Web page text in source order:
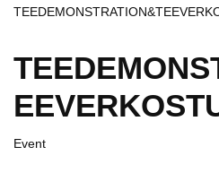
Event